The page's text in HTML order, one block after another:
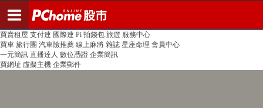
PChome首頁 線上購物 24h購物 書店
買賣租屋 支付連 國際連 Pi 拍錢包 旅遊 服務中心
買車 旅行團 汽車險推薦 線上麻將 雜誌 星座命理 會員中心
一元簡訊 直播達人 數位憑證 企業簡訊
買網址 虛擬主機 企業郵件